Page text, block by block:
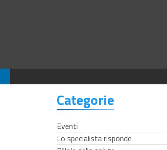
Categorie
Eventi
Lo specialista risponde